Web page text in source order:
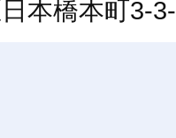
本橋本町3-